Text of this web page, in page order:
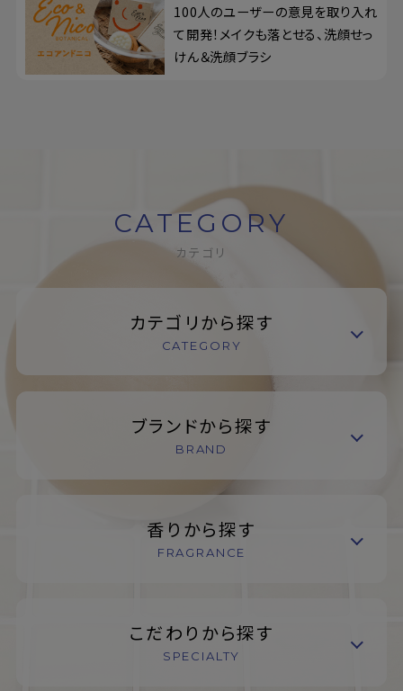
100人のユーザーの意見を取り入れ
て開発！メイクも落とせる、洗顔せっ
けん＆洗顔ブラシ
CATEGORY
カテゴリ
カテゴリから探す
CATEGORY
ブランドから探す
BRAND
香りから探す
FRAGRANCE
こだわりから探す
SPECIALTY